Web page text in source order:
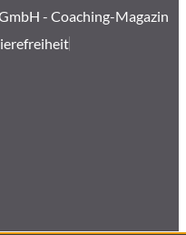
- Coaching-Magazin